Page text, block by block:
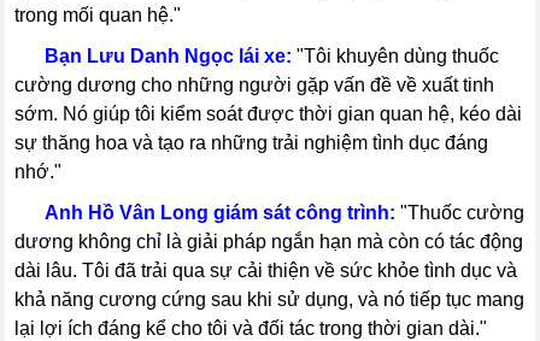
trong mối quan hệ."
Bạn Lưu Danh Ngọc lái xe: "Tôi khuyên dùng thuốc
cường dương cho những người gặp vấn đề về xuất tinh
sớm. Nó giúp tôi kiểm soát được thời gian quan hệ, kéo dài
sự thăng hoa và tạo ra những trải nghiệm tình dục đáng
nhớ."
-----Anh Hồ Vân Long giám sát công trình: "Thuốc cường
dương không chỉ là giải pháp ngắn hạn mà còn có tác động
dài lâu. Tôi đã trải qua sự cải thiện về sức khỏe tình dục và
khả năng cương cứng sau khi sử dụng, và nó tiếp tục mang
lại lợi ích đáng kể cho tôi và đối tác trong thời gian dài."